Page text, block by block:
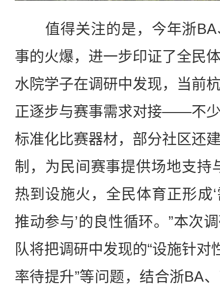
值得关注的是，今年浙BA
事的火爆，进一步印证了全民
水院学子在调研中发现，当前
正逐步与赛事需求对接——不
标准化比赛器材，部分社区还
制，为民间赛事提供场地支持
热到设施火，全民体育正形成
推动参与’的良性循环。”本次
队将把调研中发现的“设施针对
率待提升”等问题，结合浙BA